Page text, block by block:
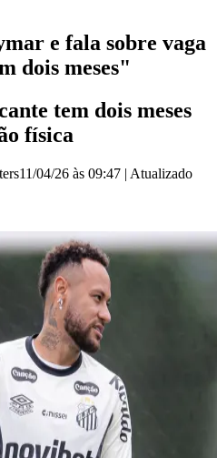
e fala sobre vaga
dois meses"
tem dois meses
física
11/04/26 às 09:47 | Atualizado